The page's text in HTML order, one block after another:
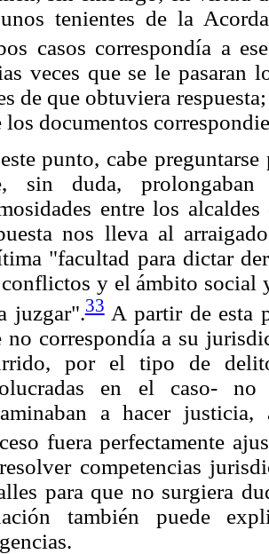
tenientes de la
casos correspondía a
veces que se le pasaran
de que obtuviera
los documentos
punto, cabe
sin duda,
entre los
nos lleva al
"facultad para dictar
y el ámbito social
juzgar".33A partir de esta
no correspondía a su
por el tipo de
en el caso- no
a hacer
fuera perfectamente
competencias
para que no surgiera
también puede